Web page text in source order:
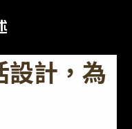
設計，為